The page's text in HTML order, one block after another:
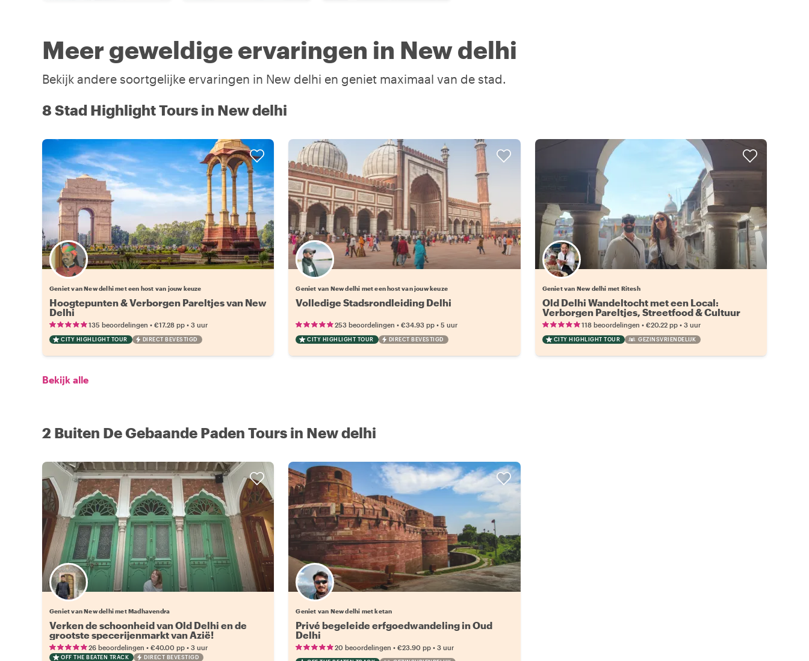
Meer geweldige ervaringen in New delhi
Bekijk andere soortgelijke ervaringen in New delhi en geniet maximaal van de stad.
8 Stad Highlight Tours in New delhi
Kies jouw favoriete local
Geniet van New delhi met een host van jouw keuze
Hoogtepunten & Verborgen Pareltjes van New
Delhi
135 beoordelingen • €17.28 pp • 3 uur
CITY HIGHLIGHT TOUR DIRECT BEVESTIGD
Kies jouw favoriete local
Geniet van New delhi met een host van jouw keuze
Volledige Stadsrondleiding Delhi
253 beoordelingen •€34.93 pp •5 uur
CITY HIGHLIGHT TOUR DIRECT BEVESTIGD
Geniet van New delhi met Ritesh
Old Delhi Wandeltocht met een Local:
Verborgen Pareltjes, Streetfood & Cultuur
118 beoordelingen • €20.22 pp• 3 uur
CITY HIGHLIGHT TOUR GEZINSVRIENDELIJK
Bekijk alle
2 Buiten De Gebaande Paden Tours in New delhi
Geniet van New delhi met Madhavendra
Verken de schoonheid van Old Delhi en de
grootste specerijenmarkt van Azië!
26 beoordelingen • €40.00 pp • 3 uur
OFF THE BEATEN TRACK DIRECT BEVESTIGD
Geniet van New delhi met ketan
Privé begeleide erfgoedwandeling in Oud
Delhi
20 beoordelingen •€23.90 pp •3 uur